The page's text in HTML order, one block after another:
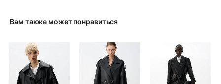
Вам также может понравиться